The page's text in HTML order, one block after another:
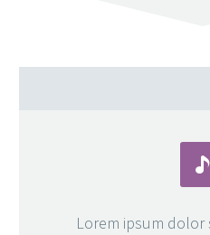


Lorem ipsum dolor